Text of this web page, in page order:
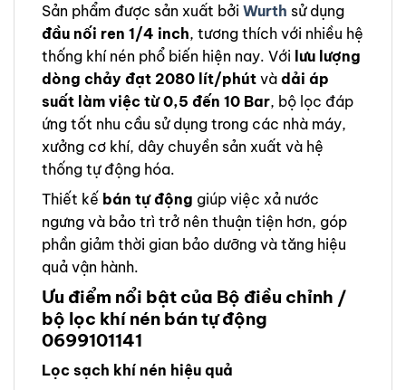
Sản phẩm được sản xuất bởi Wurth sử dụng
đầu nối ren 1/4 inch, tương thích với nhiều hệ
thống khí nén phổ biến hiện nay. Với lưu lượng
dòng chảy đạt 2080 lít/phút và dải áp
suất làm việc từ 0,5 đến 10 Bar, bộ lọc đáp
ứng tốt nhu cầu sử dụng trong các nhà máy,
xưởng cơ khí, dây chuyền sản xuất và hệ
thống tự động hóa.
Thiết kế bán tự động giúp việc xả nước
ngưng và bảo trì trở nên thuận tiện hơn, góp
phần giảm thời gian bảo dưỡng và tăng hiệu
quả vận hành.
Ưu điểm nổi bật của Bộ điều chỉnh /
bộ lọc khí nén bán tự động
0699101141
Lọc sạch khí nén hiệu quả